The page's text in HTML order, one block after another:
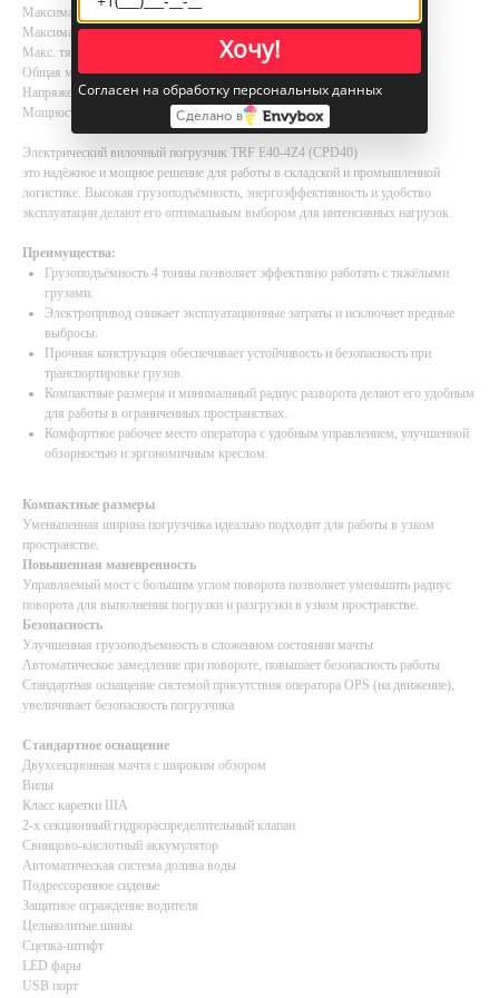
Максимальная скорость подъема (с грузом/без груза): 310/450 мм/с
Максимально преодолеваемый уклон (с грузом/без груза): 16-27%
Макс. тяговое усилие (с грузом/без груза): 21000 N
Общая масса (с /без батареи): 6720 кг
Напряжение/Ёмкость аккумулятора: 80/600 В/А·ч
Мощность тягового эл/двигателя (S2-60 мин.): 18 кВт
Электрический вилочный погрузчик TRF E40-4Z4 (CPD40)
это надёжное и мощное решение для работы в складской и промышленной
логистике. Высокая грузоподъёмность, энергоэффективность и удобство
эксплуатации делают его оптимальным выбором для интенсивных нагрузок.
Преимущества:
Грузоподъёмность 4 тонны позволяет эффективно работать с тяжёлыми
грузами.
Электропривод снижает эксплуатационные затраты и исключает вредные
выбросы.
Прочная конструкция обеспечивает устойчивость и безопасность при
транспортировке грузов.
Компактные размеры и минимальный радиус разворота делают его удобным
для работы в ограниченных пространствах.
Комфортное рабочее место оператора с удобным управлением, улучшенной
обзорностью и эргономичным креслом.
Компактные размеры
Уменьшенная ширина погрузчика идеально подходит для работы в узком
пространстве.
Повышенная маневренность
Управляемый мост с большим углом поворота позволяет уменьшить радиус
поворота для выполнения погрузки и разгрузки в узком пространстве.
Безопасность
Улучшенная грузоподъемность в сложенном состоянии мачты
Автоматическое замедление при повороте, повышает безопасность работы
Стандартная оснащение системой присутствия оператора OPS (на движение),
увеличивает безопасность погрузчика
Стандартное оснащение
Двухсекционная мачта с широким обзором
Вилы
Класс каретки IIIA
2-х секционный гидрораспределительный клапан
Свинцово-кислотный аккумулятор
Автоматическая система долива воды
Подрессоренное сиденье
Защитное ограждение водителя
Цельнолитые шины
Сцепка-штифт
LED фары
USB порт
Хочу!
Согласен на обработку персональных данных
Сделано в